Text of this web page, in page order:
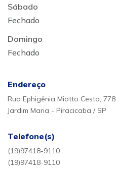
Sábado
:
Fechado
Domingo
:
Fechado
Endereço
Rua Ephigênia Miotto Cesta, 778
Jardim Maria - Piracicaba / SP
Telefone(s)
(19)97418-9110
(19)97418-9110